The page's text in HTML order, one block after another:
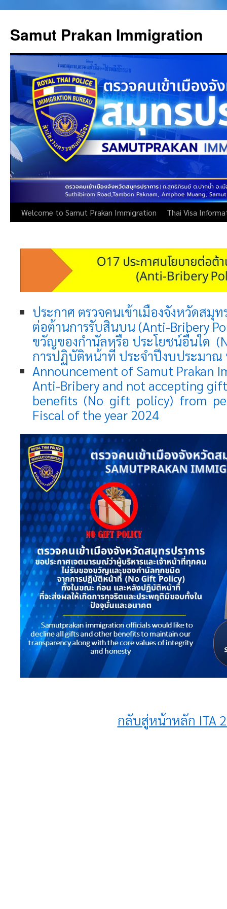
to
content
Samut Prakan Immigration
Welcome to Samut Prakan Immigration Thai Visa
ประกาศ ตรวจคนเข้าเมืองจังหวัดสมุท
ต่อต้านการรับสินบน (Anti-Bribery
ขวัญของกํานัลหรือ ประโยชน์อื่นใด
การปฏิบัติหน้าที่ ประจําปีงบประมา
Announcement of Samut Prakan
Anti-Bribery and not accepting
benefits (No gift policy) from
Fiscal of the year 2024
กลับสู่หน้าหลัก ITA